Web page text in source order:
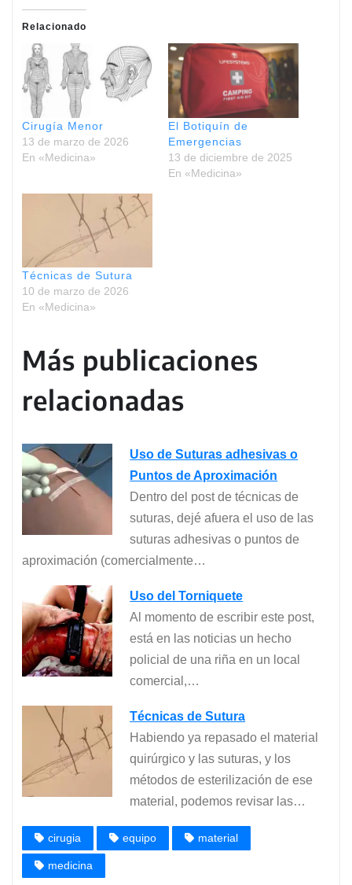
Relacionado
Cirugía Menor
13 de marzo de 2026
En «Medicina»
El Botiquín de
Emergencias
13 de diciembre de 2025
En «Medicina»
Técnicas de Sutura
10 de marzo de 2026
En «Medicina»
Más publicaciones
relacionadas
Uso de Suturas adhesivas o
Puntos de Aproximación
Dentro del post de técnicas de
suturas, dejé afuera el uso de las
suturas adhesivas o puntos de
aproximación (comercialmente…
Uso del Torniquete
Al momento de escribir este post,
está en las noticias un hecho
policial de una riña en un local
comercial,…
Técnicas de Sutura
Habiendo ya repasado el material
quirúrgico y las suturas, y los
métodos de esterilización de ese
material, podemos revisar las…
cirugia equipo material
medicina